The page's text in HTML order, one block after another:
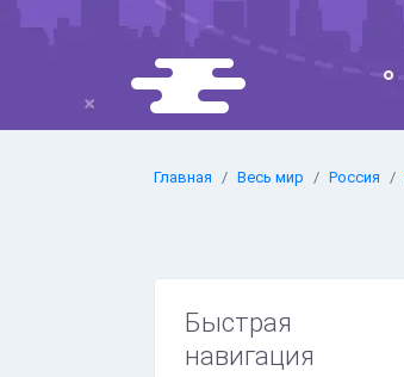
Главная Весь мир Россия
Быстрая
навигация